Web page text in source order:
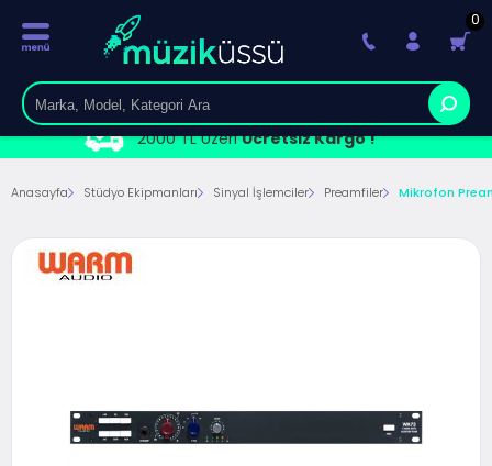
2000 TL ÜzeriÜcretsiz Kargo !
0
Anasayfa Stüdyo Ekipmanları Sinyal İşlemciler Preamfiler Mikrofon